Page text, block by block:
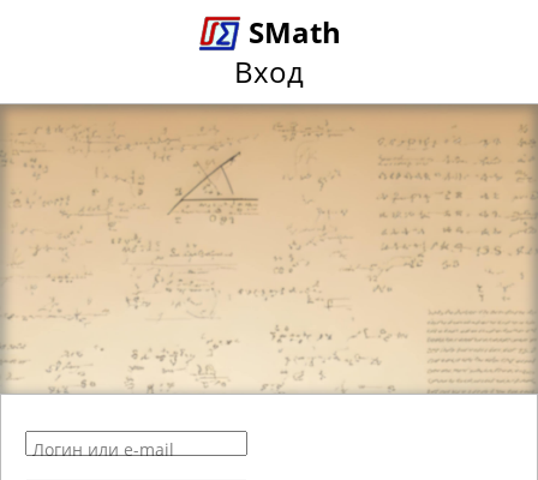
SMath
Вход
Логин или e-mail